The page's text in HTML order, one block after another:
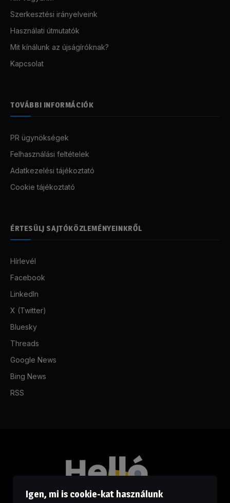
Szerkesztési irányelveink
Használati útmutatók
Mit kínálunk az újságíróknak?
Kapcsolat
TOVÁBBI INFORMÁCIÓK
PR ügynökségek
Felhasználási feltételek
Adatkezelési tájékoztató
Cookie tájékoztató
ÉRTESÜLJ SAJTÓKÖZLEMÉNYEINKRŐL
Hírlevél
Facebook
LinkedIn
X (Twitter)
Bluesky
Threads
Google News
Bing News
RSS
Igen, mi is cookie-kat használunk